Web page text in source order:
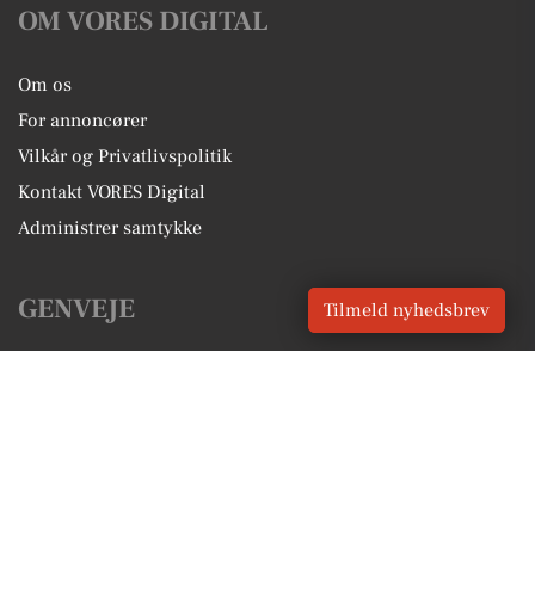
OM VORES DIGITAL
Om os
For annoncører
Vilkår og Privatlivspolitik
Kontakt VORES Digital
Administrer samtykke
GENVEJE Tilmeld nyhedsbrev